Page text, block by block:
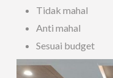
Tidak mahal
Anti mahal
Sesuai budget